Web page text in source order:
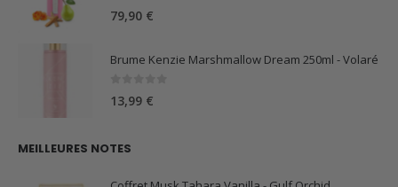
79,90 €
Brume Kenzie Marshmallow Dream 250ml - Volaré
13,99 €
MEILLEURES NOTES